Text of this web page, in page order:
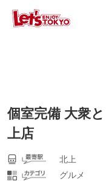
個室完備 大衆
上店
北上
グルメ